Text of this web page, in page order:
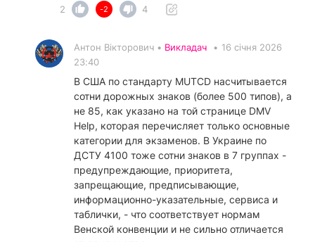
2
-2 4
Антон Вікторович • Викладач • 16 січня 2026
23:40
В США по стандарту MUTCD насчитывается
сотни дорожных знаков (более 500 типов), а
не 85, как указано на той странице DMV
Help, которая перечисляет только основные
категории для экзаменов. В Украине по
ДСТУ 4100 тоже сотни знаков в 7 группах -
предупреждающие, приоритета,
запрещающие, предписывающие,
информационно-указательные, сервиса и
таблички, - что соответствует нормам
Венской конвенции и не сильно отличается